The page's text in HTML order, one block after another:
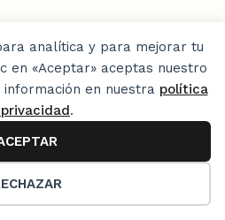
analítica y para mejorar tu
en «Aceptar» aceptas nuestro
en nuestra política
.